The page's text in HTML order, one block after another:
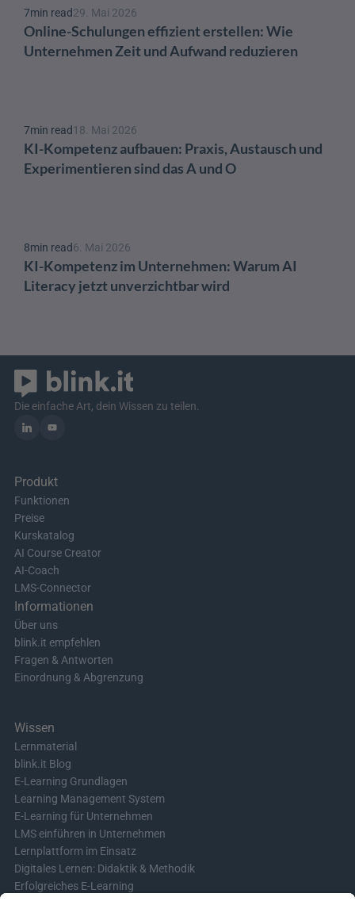
7min read29. Mai 2026
Online-Schulungen effizient erstellen: Wie
Unternehmen Zeit und Aufwand reduzieren
7min read18. Mai 2026
KI-Kompetenz aufbauen: Praxis, Austausch und
Experimentieren sind das A und O
8min read6. Mai 2026
KI-Kompetenz im Unternehmen: Warum AI
Literacy jetzt unverzichtbar wird
Die einfache Art, dein Wissen zu teilen.
Produkt
Funktionen
Preise
Kurskatalog
AI Course Creator
AI-Coach
LMS-Connector
Informationen
Über uns
blink.it empfehlen
Fragen & Antworten
Einordnung & Abgrenzung
Wissen
Lernmaterial
blink.it Blog
E-Learning Grundlagen
Learning Management System
E-Learning für Unternehmen
LMS einführen in Unternehmen
Lernplattform im Einsatz
Digitales Lernen: Didaktik & Methodik
Erfolgreiches E-Learning